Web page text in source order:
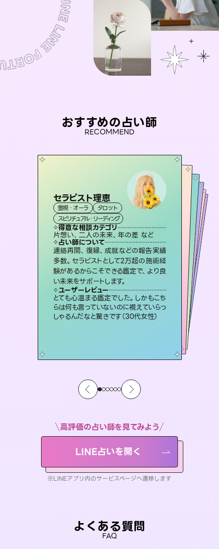
おすすめの占い師
RECOMMEND
セラピスト理恵
霊視・オーラ
タロット
スピリチュアル・リーディング
得意な相談カテゴリ
片想い、二人の未来、年の差 など
占い師について
連絡再開、復縁、成就などの報告実績
多数。セラピストとして2万超の施術経
験があるからこそできる鑑定で、より良
い未来をサポートします。
ユーザーレビュー
とても心温まる鑑定でした。しかもこち
らは何も言っていないのに視えていらっ
しゃるんだなと驚きです（30代女性）
おう 霊感オラクル
霊視・オーラ
オラクルカード
得意な相談カテゴリ
恋愛総合、あの人の気持ち など
占い師について
霊視×オラクルカードを使って「今」と
「未来」そして「気になるあの人の気持
ち」まで丁寧に読み解き、恋や人生のヒ
ントを優しく引き出します。
ユーザーレビュー
不安な気持ちが嘘みたいに晴れまし
た…！よく視えていらっしゃるんだなと
感じました（40代 女性）
彗望（すいぼう
霊視・オーラ
スピリチュアル・リーディング
得意な相談カテゴリ
片想い、あの人の気持ち、復縁 など
占い師について
3,700年以上の歴史を持つ東洋最古の
占術「易占」で詳細まで占い、幸せへ向
かう道筋を示します。厳しい結果にも具
体的な対策をお伝えします。
ユーザーレビュー
複雑な背景もしっかり聞いて鑑定して
いただけました。気持ちが楽になりまし
た（50代 女性）
未来視師＊花
霊視・オーラ
スピリチュアル・リーディング
得意な相談カテゴリ
出逢い、片想い、復縁 など
占い師について
未来には何パターンもの選択肢があります。不安で視えにくくなっているあなたの素敵な未来を見つけ、その未来を選択できるようアドバイスします。
ユーザーレビュー
職場の人の性質や人間関係、本心など
本当によく視えていてびっくり。対策が
打てて前向きになれます（40代）
桃源珠羽
霊視・オーラ
スピリチュアル・リーディング
得意な相談カテゴリ
片想い、あの人の気持ち、復縁 など
占い師について
恋愛のお悩みの中でも特に「曖昧な関
係」の相談を得意としており、友達以上
恋人未満なお相手との今後や本音を丁
寧に読み解き恋愛成就へと導きます。
ユーザーレビュー
鑑定していただいてアドバイス通りに行
動すると仲が復活してきました。ありが
とうございました（40代 女性）
アイリス -iris-
西洋占星術 タロット
ルーン
得意な相談カテゴリ
恋愛総合、片想い、二人の未来 など
占い師について
復縁、恋愛、不倫の行方、同性愛や片
思い、仕事関係や借金問題まで知りた
いことや心の負担になっていることを
紐解き、背中をそっと押して導きます。
ユーザーレビュー
安心感のあり、言い切ってくれる所や濁
さない鑑定のおかげで、毎回自分の気
持ちを整えられます（30代 男性）
高評価の占い師を見てみよう
LINE占いを開く
※LINEアプリ内のサービスページへ遷移します
よくある質問
FAQ